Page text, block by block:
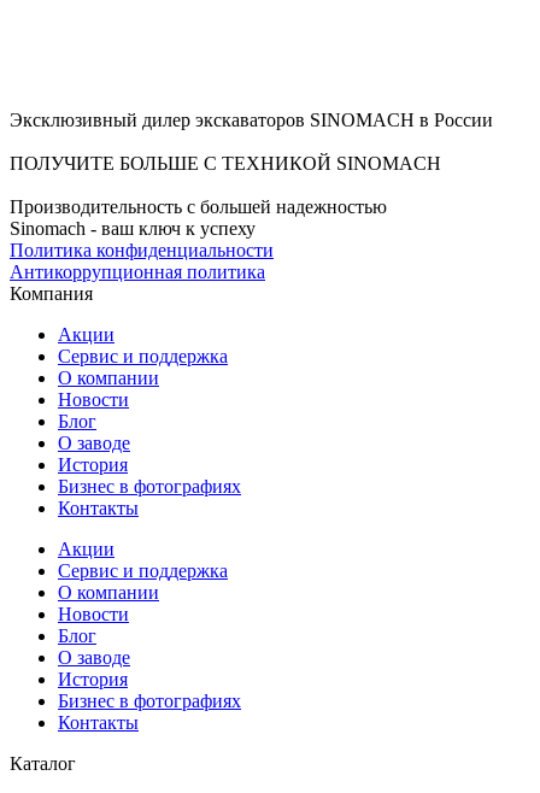
Эксклюзивный дилер экскаваторов SINOMACH в России
ПОЛУЧИТЕ БОЛЬШЕ С ТЕХНИКОЙ SINOMACH
Производительность с большей надежностью
Sinomach - ваш ключ к успеху
Политика конфиденциальности
Антикоррупционная политика
Компания
Акции
Сервис и поддержка
О компании
Новости
Блог
О заводе
История
Бизнес в фотографиях
Контакты
Акции
Сервис и поддержка
О компании
Новости
Блог
О заводе
История
Бизнес в фотографиях
Контакты
Каталог